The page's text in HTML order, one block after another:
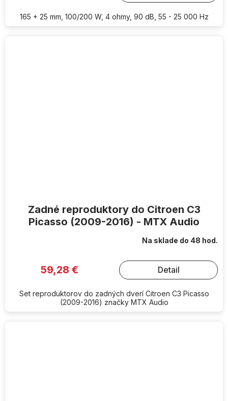
165 + 25 mm, 100/200 W, 4 ohmy, 90 dB, 55 - 25 000 Hz
Zadné reproduktory do Citroen C3
Picasso (2009-2016) - MTX Audio
Na sklade do 48 hod.
59,28 € Detail
Set reproduktorov do zadných dverí Citroen C3 Picasso
(2009-2016) značky MTX Audio